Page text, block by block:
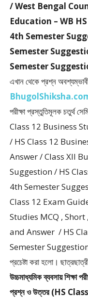
/ West Bengal
Education – WB
4th Semester
Semester
Semester
এখান থেকে প্রশ্ন
পরীক্ষা প্রস্তুতিমূলক চতুর্থ
Class 12 Business
/ HS Class 12
Answer / Class XII
Suggestion / HS
4th Semester
Class 12 Exam
Studies MCQ ,
and Answer / HS
Semester Suggestion
প্রচেষ্টা করা হলাে।
উচ্চমাধ্যমিক ব্যবসায় শিক্ষা
প্রশ্ন ও উত্তর (HS